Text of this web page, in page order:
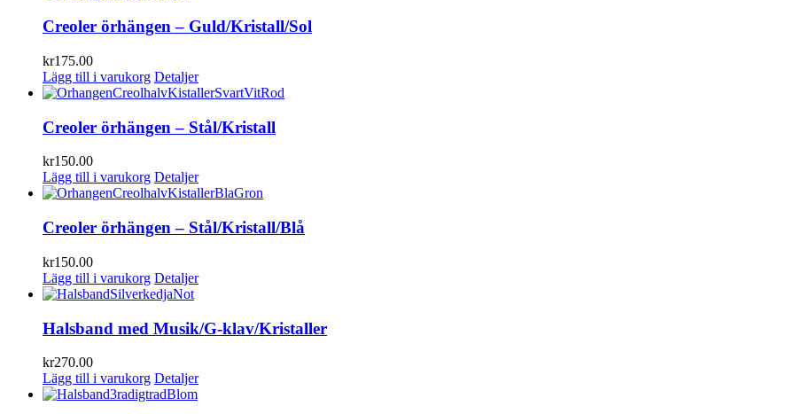
Creoler örhängen – Guld/Kristall/Sol
kr175.00
Lägg till i varukorg Detaljer
Creoler örhängen – Stål/Kristall
kr150.00
Lägg till i varukorg Detaljer
Creoler örhängen – Stål/Kristall/Blå
kr150.00
Lägg till i varukorg Detaljer
Halsband med Musik/G-klav/Kristaller
kr270.00
Lägg till i varukorg Detaljer